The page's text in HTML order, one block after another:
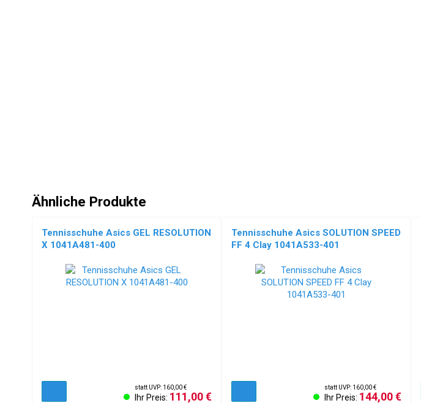
Ähnliche Produkte
Tennisschuhe Asics GEL RESOLUTION
X 1041A481-400
statt UVP: 160,00 €
Ihr Preis: 111,00 €
Tennisschuhe Asics SOLUTION SPEED
FF 4 Clay 1041A533-401
statt UVP: 160,00 €
Ihr Preis: 144,00 €